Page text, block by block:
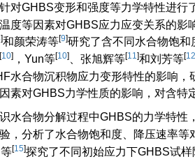
对GHBS变形和强度等力学特性进行
度等因素对GHBS应力应变关系的
]和颜荣涛等[9]研究了含不同水合物饱
[10] ，Yun等[10] 、张旭辉等[11]和刘芳等[12
水合物沉积物应力变形特性的影响
素对GHBS力学性质的影响，对含特
水合物分解过程中GHBS的力学特
，分析了水合物饱和度、降压速率等
[15]探究了不同初始应力下GHBS试